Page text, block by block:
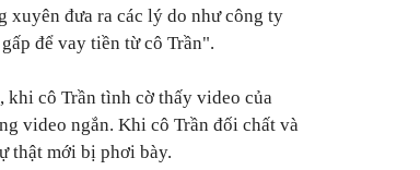
xuyên đưa ra các lý do như công ty
để vay tiền từ cô Trần".
cô Trần tình cờ thấy video của
video ngắn. Khi cô Trần đối chất và
thật mới bị phơi bày.